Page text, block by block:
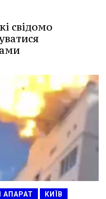
свідомо
АПАРАТ КИЇВ